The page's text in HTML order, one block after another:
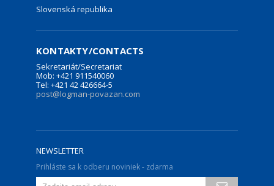
Slovenská republika
KONTAKTY/CONTACTS
Sekretariát/Secretariat
Mob: +421 911540060
Tel: +421 42 426664-5
post@logman-povazan.com
NEWSLETTER
Prihláste sa k odberu noviniek - zdarma